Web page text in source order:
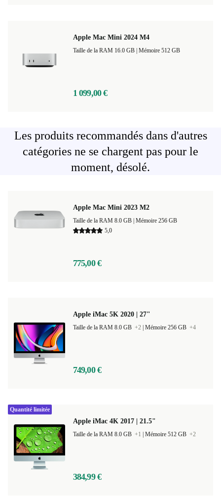
Apple Mac Mini 2024 M4
Mémoire 512 GB
1 099,00 €
Les produits recommandés dans d'autres
catégories ne se chargent pas pour le
moment, désolé.
Apple Mac Mini 2023 M2
Mémoire 256 GB
5,0
775,00 €
Apple iMac 5K 2020 | 27"
Taille de la RAM 8.0 GB +2 Mémoire 256 GB +4
749,00 €
Apple iMac 4K 2017 | 21.5"
Taille de la RAM 8.0 GB +1 Mémoire 512 GB +2
384,99 €
Quantité limitée